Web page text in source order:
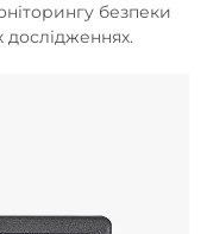
безпеки
дослідженнях.